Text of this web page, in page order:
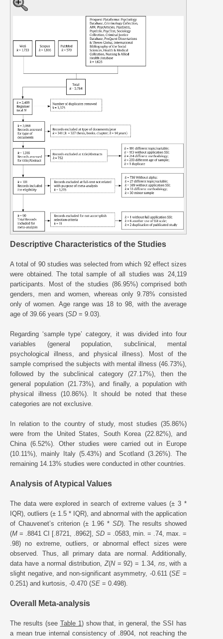
Descriptive Characteristics of the Studies
A total of 90 studies was selected from which 92 effect sizes
were obtained. The total sample of all studies was 24,119
participants. Most of the studies (86.95%) comprised both
genders, men and women, whereas only 9.78% consisted
only of women. Age range was 18 to 98, with the average
age of 39.66 years (SD = 9.03).
Regarding ‘sample type’ category, it was divided into four
variables (general population, subclinical, mental
psychological illness, and physical illness). Most of the
sample comprised the subjects with mental illness (46.73%),
followed by the subclinical category (27.17%), then the
general population (21.73%), and finally, a population with
physical illness (10.86%). It should be noted that these
categories are not exclusive.
In relation to the country of study, most studies (35.86%)
were from the United States, South Korea (22.82%), and
China (6.52%). Other studies were carried out in Europe
(10.11%), mainly Italy (5.43%) and Scotland (3.26%). The
remaining 14.13% studies were conducted in other countries.
Analysis of Atypical Values
The data were explored in search of extreme values (± 3 *
IQR), outliers (± 1.5 * IQR), and abnormal with the application
of Chauvenet’s criterion (± 1.96 * SD). The results showed
(M = .8841 CI [.8721, .8962],SD = .0583, min. = .74, max. =
.98) no extreme, outliers, or abnormal effect sizes were
observed. Thus, all primary data are normal. Additionally,
data have a normal distribution,Z(N= 92) = 1.34, ns, with a
slight negative, and non-significant asymmetry, -0.611 (SE =
0.251) and kurtosis, -0.470 (SE = 0.498).
Overall Meta-analysis
The results (see Table 1) show that, in general, the SSI has
a mean true internal consistency of .8904, not reaching the